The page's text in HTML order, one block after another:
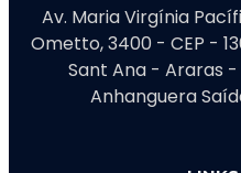
Av. Maria Virgínia
Ometto, 3400 - CEP -
Sant Ana - Araras -
Anhanguera